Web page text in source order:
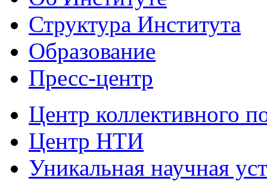
Структура Института
Образование
Пресс-центр
Центр коллективного
Центр НТИ
Уникальная научная